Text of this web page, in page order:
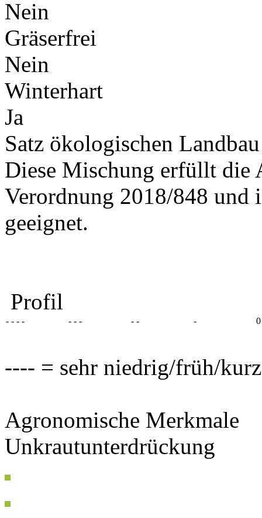
Nein
Gräserfrei
Nein
Winterhart
Ja
Satz ökologischen Landbau
Diese Mischung erfüllt die
Verordnung 2018/848 und
geeignet.
Profil
- - - - - - - - - - 0
---- = sehr niedrig/früh/
Agronomische Merkmale
Unkrautunterdrückung